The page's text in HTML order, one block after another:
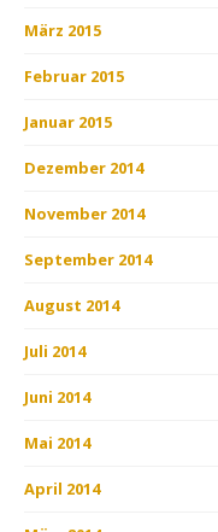
März 2015
Februar 2015
Januar 2015
Dezember 2014
November 2014
September 2014
August 2014
Juli 2014
Juni 2014
Mai 2014
April 2014